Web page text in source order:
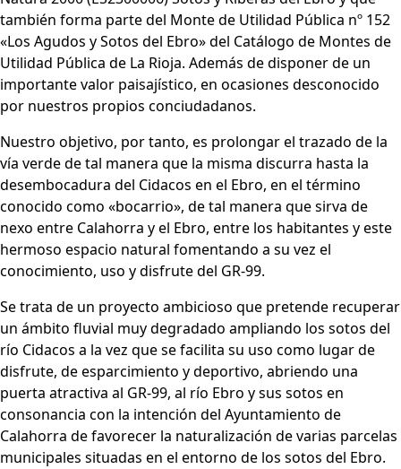
también forma parte del Monte de Utilidad Pública nº 152
«Los Agudos y Sotos del Ebro» del Catálogo de Montes de
Utilidad Pública de La Rioja. Además de disponer de un
importante valor paisajístico, en ocasiones desconocido
por nuestros propios conciudadanos.
Nuestro objetivo, por tanto, es prolongar el trazado de la
vía verde de tal manera que la misma discurra hasta la
desembocadura del Cidacos en el Ebro, en el término
conocido como «bocarrio», de tal manera que sirva de
nexo entre Calahorra y el Ebro, entre los habitantes y este
hermoso espacio natural fomentando a su vez el
conocimiento, uso y disfrute del GR-99.
Se trata de un proyecto ambicioso que pretende recuperar
un ámbito fluvial muy degradado ampliando los sotos del
río Cidacos a la vez que se facilita su uso como lugar de
disfrute, de esparcimiento y deportivo, abriendo una
puerta atractiva al GR-99, al río Ebro y sus sotos en
consonancia con la intención del Ayuntamiento de
Calahorra de favorecer la naturalización de varias parcelas
municipales situadas en el entorno de los sotos del Ebro.